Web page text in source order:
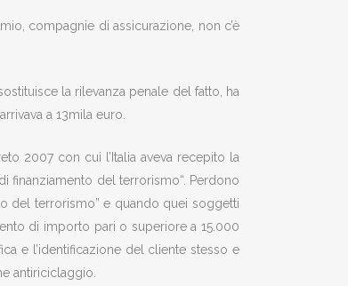
compagnie di assicurazione, non c’è
la rilevanza penale del fatto, ha
a 13mila euro.
2007 con cui l’Italia aveva recepito la
finanziamento del terrorismo“. Perdono
del terrorismo” e quando quei soggetti
di importo pari o superiore a 15.000
e l’identificazione del cliente stesso e
antiriciclaggio.